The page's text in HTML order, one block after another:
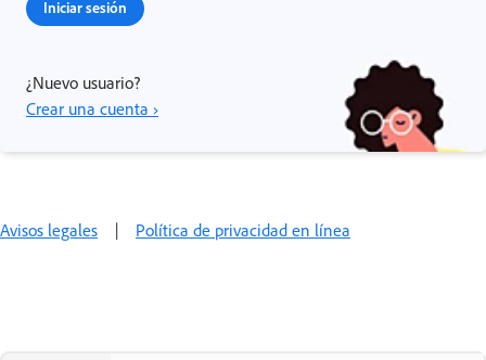
Iniciar sesión
¿Nuevo usuario?
Crear una cuenta ›
Avisos legales | Política de privacidad en línea